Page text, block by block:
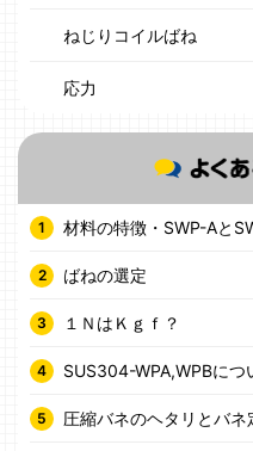
ねじりコイルばね
応力
材料の特徴・SWP-Aと
ばねの選定
１ＮはＫｇｆ？
SUS304-WPA,WPBにつ
圧縮バネのヘタリとバ